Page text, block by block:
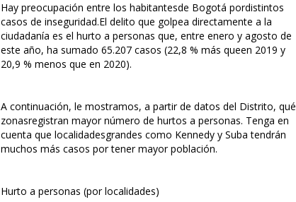
Hay preocupación entre los habitantesde Bogotá pordistintos
casos de inseguridad.El delito que golpea directamente a la
ciudadanía es el hurto a personas que, entre enero y agosto de
este año, ha sumado 65.207 casos (22,8 % más queen 2019 y
20,9 % menos que en 2020).
A continuación, le mostramos, a partir de datos del Distrito, qué
zonasregistran mayor número de hurtos a personas. Tenga en
cuenta que localidadesgrandes como Kennedy y Suba tendrán
muchos más casos por tener mayor población.
Hurto a personas (por localidades)